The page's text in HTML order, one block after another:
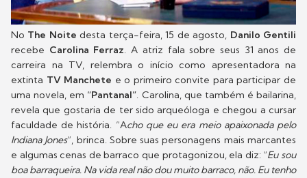
No The Noite desta terça-feira, 15 de agosto, Danilo Gentili
recebe Carolina Ferraz. A atriz fala sobre seus 31 anos de
carreira na TV, relembra o início como apresentadora na
extinta TV Manchete e o primeiro convite para participar de
uma novela, em “Pantanal”. Carolina, que também é bailarina,
revela que gostaria de ter sido arqueóloga e chegou a cursar
faculdade de história. “Acho que eu era meio apaixonada pelo
Indiana Jones”, brinca. Sobre suas personagens mais marcantes
e algumas cenas de barraco que protagonizou, ela diz: “Eu sou
boa barraqueira. Na vida real não dou muito barraco, não. Eu tenho